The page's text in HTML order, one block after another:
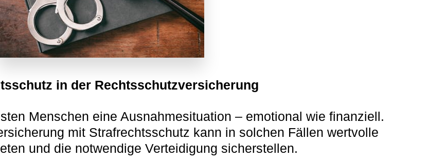
in der Rechtsschutzversicherung
Menschen eine Ausnahmesituation – emotional wie finanziell.
mit Strafrechtsschutz kann in solchen Fällen wertvolle
und die notwendige Verteidigung sicherstellen.